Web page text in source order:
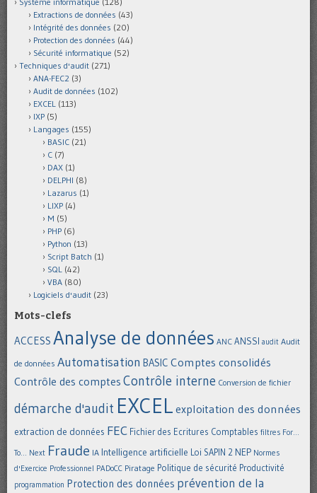
Extractions de données (43)
Intégrité des données (20)
Protection des données (44)
Sécurité informatique (52)
Techniques d'audit (271)
ANA-FEC2 (3)
Audit de données (102)
EXCEL (113)
IXP (5)
Langages (155)
BASIC (21)
C (7)
DAX (1)
DELPHI (8)
Lazarus (1)
LIXP (4)
M (5)
PHP (6)
Python (13)
Script Batch (1)
SQL (42)
VBA (80)
Logiciels d'audit (23)
Mots-clefs
ACCESS Analyse de données ANC ANSSI audit Audit
de données Automatisation BASIC Comptes consolidés
Contrôle des comptes Contrôle interne Conversion de fichier
démarche d'audit EXCEL exploitation des données
extraction de données FEC Fichier des Ecritures Comptables filtres For...
To... Next Fraude IA Intelligence artificielle Loi SAPIN 2 NEP Normes
d'Exercice Professionnel PADoCC Piratage Politique de sécurité Productivité
programmation Protection des données prévention de la